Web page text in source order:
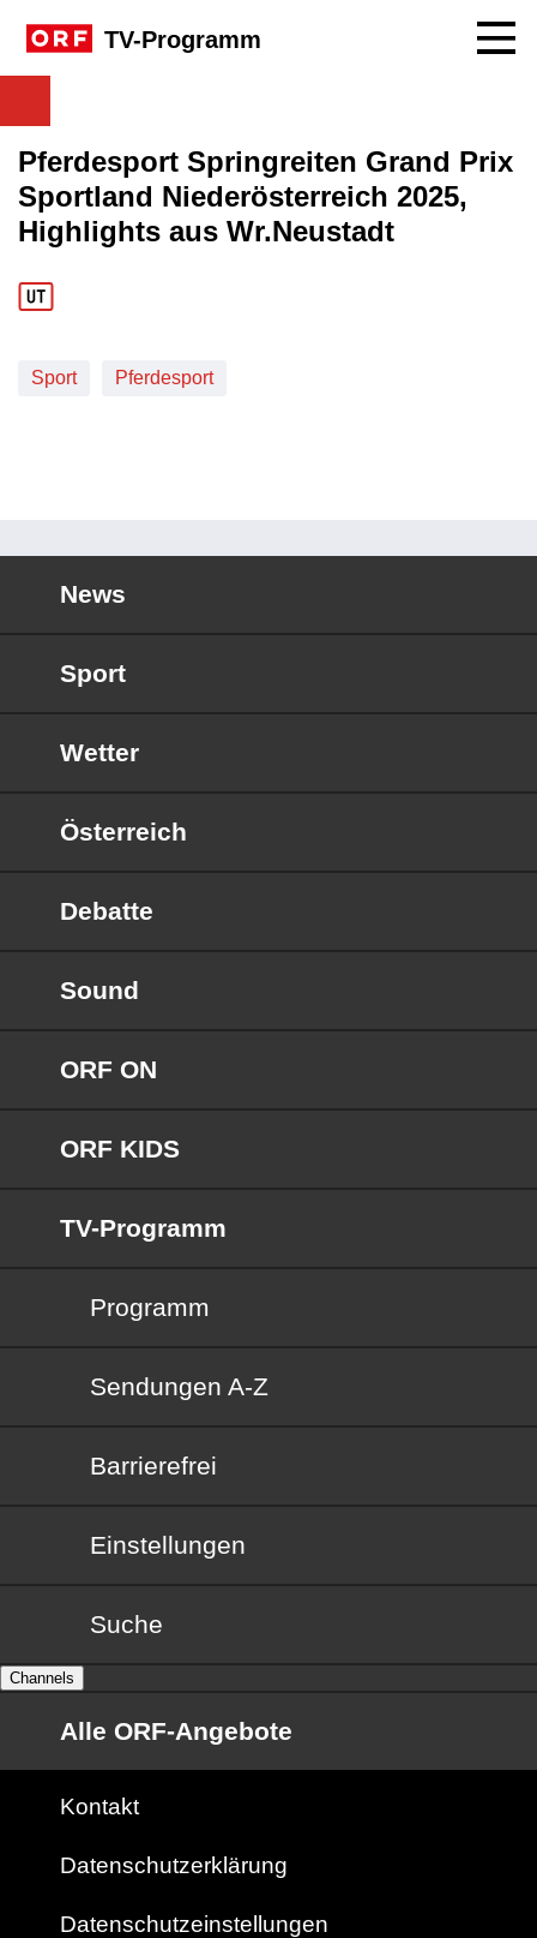
TV-Programm
Pferdesport Springreiten Grand Prix
Sportland Niederösterreich 2025,
Highlights aus Wr.Neustadt
Sport Pferdesport
News
Sport
Wetter
Österreich
Debatte
Sound
ORF ON
ORF KIDS
TV-Programm
Programm
Sendungen von A bis Z
Sendungen A-Z
Barrierefrei
Barrierefrei
Einstellungen
Suche
Channels
Alle ORF-Angebote
Kontakt
Datenschutzerklärung
Datenschutzeinstellungen